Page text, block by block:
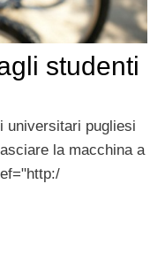
studenti
universitari pugliesi
la macchina a